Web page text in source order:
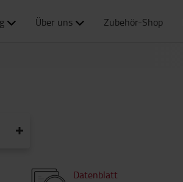
Über uns Zubehör-Shop
Datenblatt